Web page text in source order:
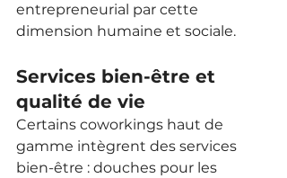
entrepreneurial par cette
dimension humaine et sociale.
Services bien-être et
qualité de vie
Certains coworkings haut de
gamme intègrent des services
bien-être : douches pour les